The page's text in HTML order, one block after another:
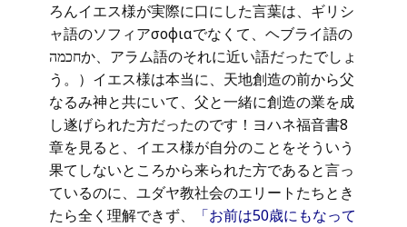
ろんイエス様が実際に口にした言葉は、ギリシ
ャ語のソフィアσοφιαでなくて、ヘブライ語の
חכמהか、アラム語のそれに近い語だったでしょ
う。）イエス様は本当に、天地創造の前から父
なるみ神と共にいて、父と一緒に創造の業を成
し遂げられた方だったのです！ヨハネ福音書8
章を見ると、イエス様が自分のことをそういう
果てしないところから来られた方であると言っ
ているのに、ユダヤ教社会のエリートたちとき
たら全く理解できず、
「お前は50歳にもなって